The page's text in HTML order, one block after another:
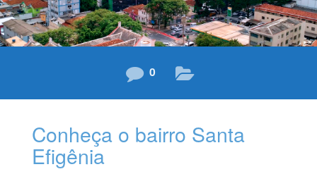
0
Conheça o bairro Santa
Efigênia